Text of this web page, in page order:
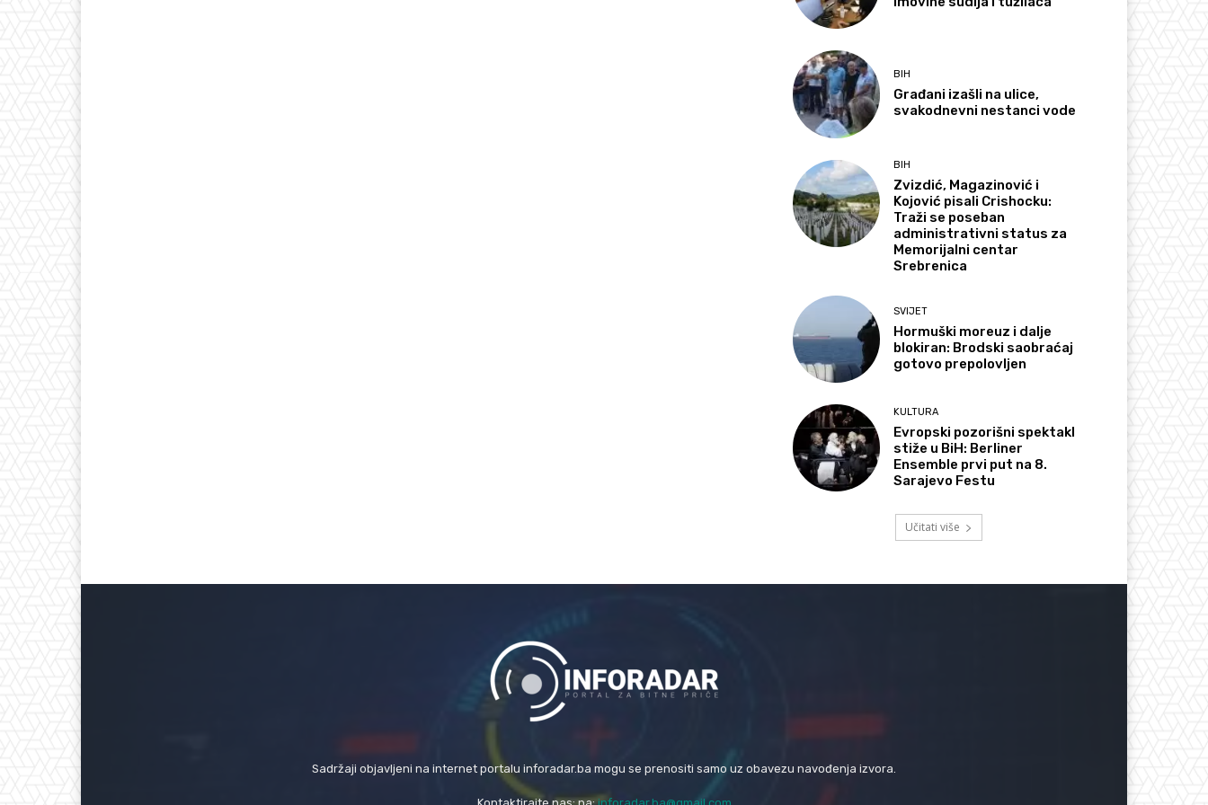
BIH
Građani izašli na ulice,
svakodnevni nestanci vode
BIH
Zvizdić, Magazinović i
Kojović pisali Crishocku:
Traži se poseban
administrativni status za
Memorijalni centar
Srebrenica
SVIJET
Hormuški moreuz i dalje
blokiran: Brodski saobraćaj
gotovo prepolovljen
KULTURA
Evropski pozorišni spektakl
stiže u BiH: Berliner
Ensemble prvi put na 8.
Sarajevo Festu
Učitati više
Sadržaji objavljeni na internet portalu inforadar.ba mogu se prenositi samo uz obavezu navođenja izvora.